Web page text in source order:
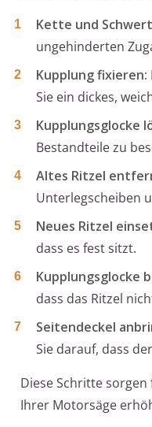
Kette und
ungehinderten
Kupplung fixieren:
Sie ein dickes,
Kupplungsglocke
Bestandteile zu
Altes Ritzel
Unterlegscheiben
Neues Ritzel
dass es fest sitzt.
Kupplungsglocke
dass das Ritzel
Seitendeckel
Sie darauf, dass
Diese Schritte
Ihrer Motorsäge